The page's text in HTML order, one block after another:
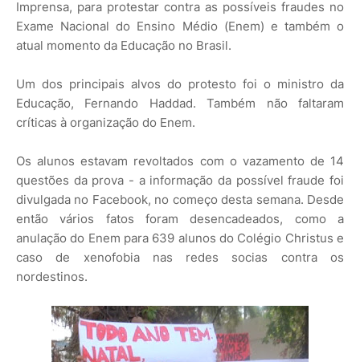
Imprensa, para protestar contra as possíveis fraudes no
Exame Nacional do Ensino Médio (Enem) e também o
atual momento da Educação no Brasil.
Um dos principais alvos do protesto foi o ministro da
Educação, Fernando Haddad. Também não faltaram
críticas à organização do Enem.
Os alunos estavam revoltados com o vazamento de 14
questões da prova - a informação da possível fraude foi
divulgada no Facebook, no começo desta semana. Desde
então vários fatos foram desencadeados, como a
anulação do Enem para 639 alunos do Colégio Christus e
caso de xenofobia nas redes socias contra os
nordestinos.